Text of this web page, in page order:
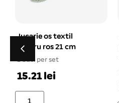
Accesorii cuplaj lese la
centura de siguranta
1 buc. per set